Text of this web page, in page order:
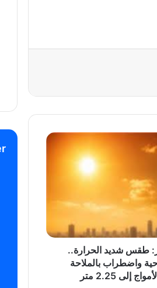
طقس شديد الحرارة..
واضطراب بالملاحة
إلى 2.25 متر